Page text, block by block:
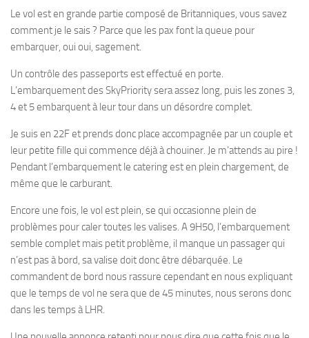
Le vol est en grande partie composé de Britanniques, vous savez
comment je le sais ? Parce que les pax font la queue pour
embarquer, oui oui, sagement.
Un contrôle des passeports est effectué en porte.
L’embarquement des SkyPriority sera assez long, puis les zones 3,
4 et 5 embarquent à leur tour dans un désordre complet.
Je suis en 22F et prends donc place accompagnée par un couple et
leur petite fille qui commence déjà à chouiner. Je m’attends au pire !
Pendant l’embarquement le catering est en plein chargement, de
même que le carburant.
Encore une fois, le vol est plein, se qui occasionne plein de
problèmes pour caler toutes les valises. A 9H50, l’embarquement
semble complet mais petit problème, il manque un passager qui
n’est pas à bord, sa valise doit donc être débarquée. Le
commandent de bord nous rassure cependant en nous expliquant
que le temps de vol ne sera que de 45 minutes, nous serons donc
dans les temps à LHR.